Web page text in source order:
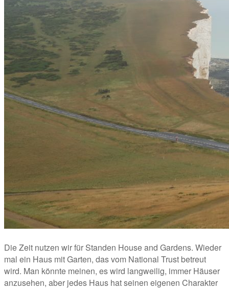
Die Zeit nutzen wir für Standen House and Gardens. Wieder
mal ein Haus mit Garten, das vom National Trust betreut
wird. Man könnte meinen, es wird langweilig, immer Häuser
anzusehen, aber jedes Haus hat seinen eigenen Charakter